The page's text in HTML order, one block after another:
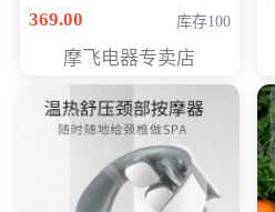
元
369.00 库存100
摩飞电器专卖店